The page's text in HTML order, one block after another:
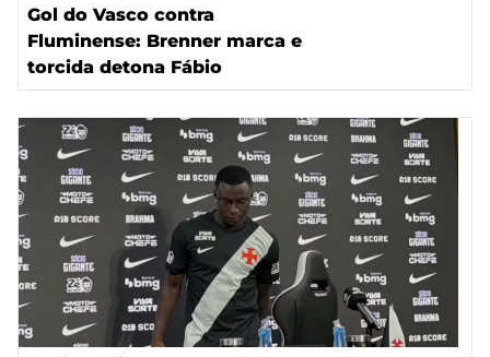
Gol do Vasco contra
Fluminense: Brenner marca e
torcida detona Fábio